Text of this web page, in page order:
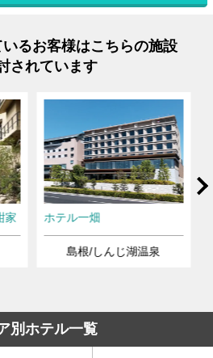
るお客様はこちらの施設
されています
家 ホテル一畑
島根/しんじ湖温泉
別ホテル一覧